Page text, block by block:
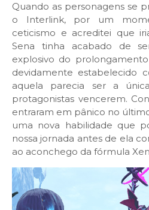
Quando as personagens se
o Interlink, por um
ceticismo e acreditei que
Sena tinha acabado de
explosivo do
devidamente estabelecido
aquela parecia ser a
protagonistas vencerem.
entraram em pânico no
uma nova habilidade que
nossa jornada antes de ela
ao aconchego da fórmula